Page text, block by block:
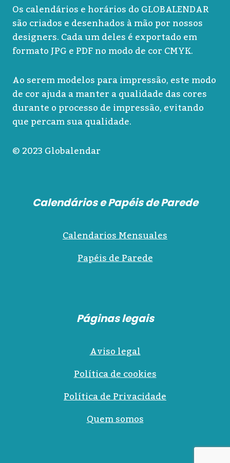
Os calendários e horários do GLOBALENDAR
são criados e desenhados à mão por nossos
designers. Cada um deles é exportado em
formato JPG e PDF no modo de cor CMYK.
Ao serem modelos para impressão, este modo
de cor ajuda a manter a qualidade das cores
durante o processo de impressão, evitando
que percam sua qualidade.
© 2023 Globalendar
Calendários e Papéis de Parede
Calendarios Mensuales
Papéis de Parede
Páginas legais
Aviso legal
Política de cookies
Política de Privacidade
Quem somos